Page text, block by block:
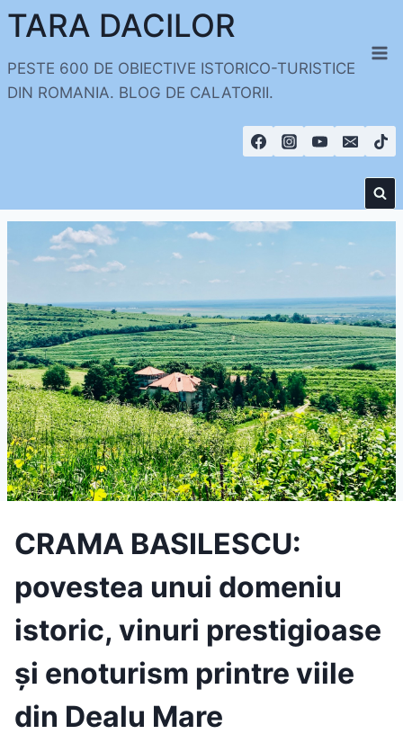
Skip
content
TARA DACILOR
PESTE 600 DE OBIECTIVE ISTORICO-TURISTICE
DIN ROMANIA. BLOG DE CALATORII.
CRAMA BASILESCU:
povestea unui domeniu
istoric, vinuri prestigioase
și enoturism printre viile
din Dealu Mare